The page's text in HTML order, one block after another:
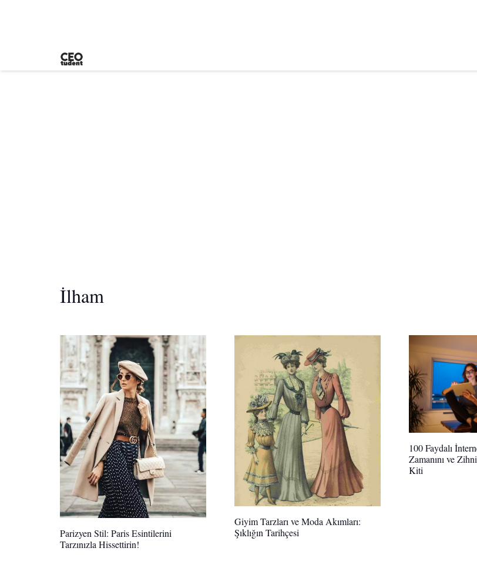
İlham
Parizyen Stil: Paris Esintilerini
Tarzınızla Hissettirin!
Giyim Tarzları ve Moda Akımları:
Şıklığın Tarihçesi
100 Faydalı
Zamanını ve
Kiti